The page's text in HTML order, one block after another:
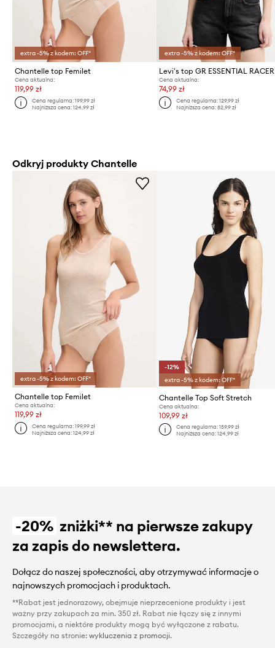
extra -5% z kodem: OFF*
Chantelle top Femilet
Cena aktualna:
119,99 zł
Cena regularna:199,99 zł
Najniższa cena:124,99 zł
extra -5% z kodem: OFF*
Levi's top GR ESSENTIAL RACER
Cena aktualna:
74,99 zł
Cena regularna: 129,99 zł
Najniższa cena: 82,99 zł
Odkryj produkty Chantelle
extra -5% z kodem: OFF*
Chantelle top Femilet
Cena aktualna:
119,99 zł
Cena regularna:199,99 zł
Najniższa cena:124,99 zł
-12%
extra -5% z kodem: OFF*
Chantelle Top Soft Stretch
Cena aktualna:
109,99 zł
Cena regularna: 159,99 zł
Najniższa cena: 124,99 zł
-20% zniżki** na pierwsze zakupy
za zapis do newslettera.
Dołącz do naszej społeczności, aby otrzymywać informacje o
najnowszych promocjach i produktach.
**Rabat jest jednorazowy, obejmuje nieprzecenione produkty i jest
ważny przy zakupach za min. 350 zł. Rabat nie łączy się z innymi
promocjami, a niektóre produkty mogą być wyłączone z rabatu.
Szczegóły na stronie: wykluczenia z promocji.